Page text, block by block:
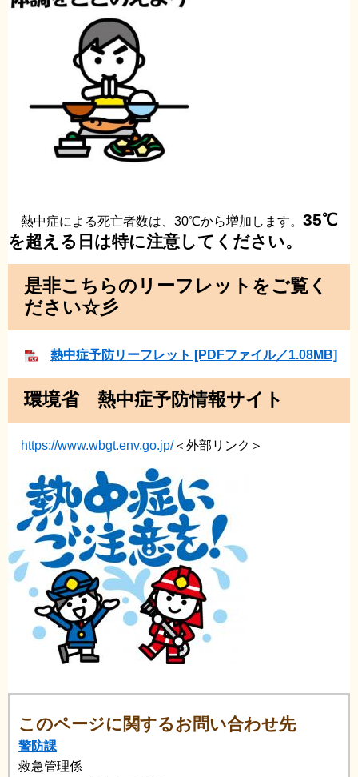
熱中症による死亡者数は、30℃から増加します。 35℃
を超える日は特に注意してください。
是非こちらのリーフレットをご覧く
ださい☆彡
熱中症予防リーフレット [PDFファイル／1.08MB]
環境省 熱中症予防情報サイト
https://www.wbgt.env.go.jp/＜外部リンク＞
このページに関するお問い合わせ先
警防課
救急管理係